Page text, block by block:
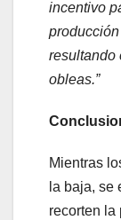
incentivo
resultando
obleas.”
Mientras
la baja, se
recorten la